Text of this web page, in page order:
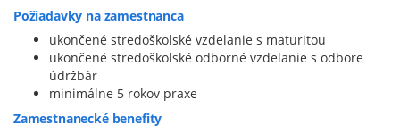
Požiadavky na zamestnanca
ukončené stredoškolské vzdelanie s maturitou
ukončené stredoškolské odborné vzdelanie s odbore
údržbár
minimálne 5 rokov praxe
Zamestnanecké benefity